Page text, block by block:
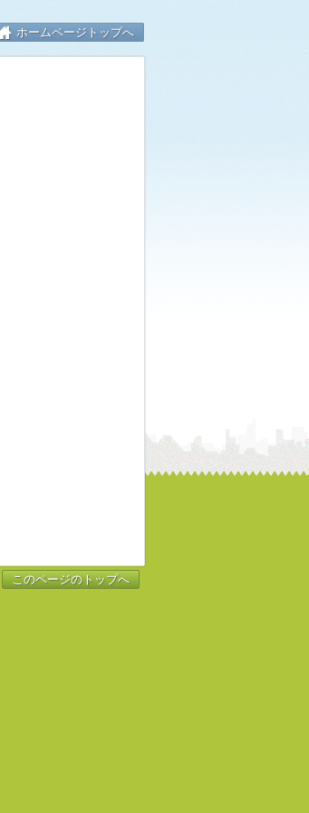
ホームページトップへ
このページのトップへ